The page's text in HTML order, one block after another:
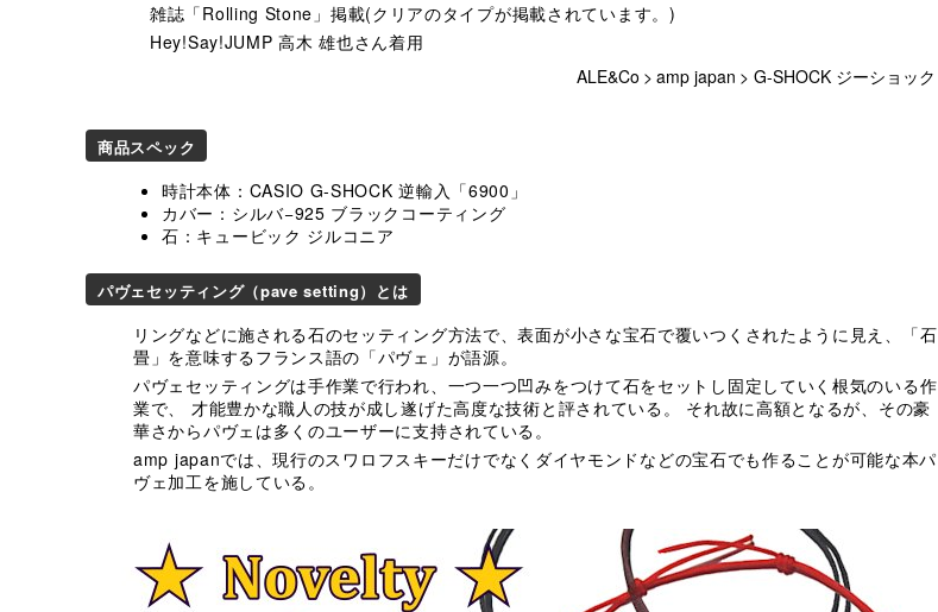
雑誌「Rolling Stone」掲載(クリアのタイプが掲載されています。)
Hey!Say!JUMP 高木 雄也さん着用
ALE&Co > amp japan > G-SHOCK ジーショック
商品スペック
時計本体：CASIO G-SHOCK 逆輸入「6900」
カバー：シルバ−925 ブラックコーティング
石：キュービック ジルコニア
パヴェセッティング（pave setting）とは
リングなどに施される石のセッティング方法で、表面が小さな宝石で覆いつくされたように見え、「石
畳」を意味するフランス語の「パヴェ」が語源。
パヴェセッティングは手作業で行われ、一つ一つ凹みをつけて石をセットし固定していく根気のいる作
業で、 才能豊かな職人の技が成し遂げた高度な技術と評されている。 それ故に高額となるが、その豪
華さからパヴェは多くのユーザーに支持されている。
amp japanでは、現行のスワロフスキーだけでなくダイヤモンドなどの宝石でも作ることが可能な本パ
ヴェ加工を施している。